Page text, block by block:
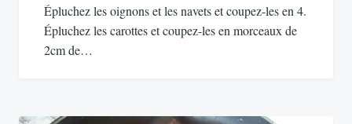
Épluchez les oignons et les navets et coupez-les en 4.
Épluchez les carottes et coupez-les en morceaux de
2cm de…